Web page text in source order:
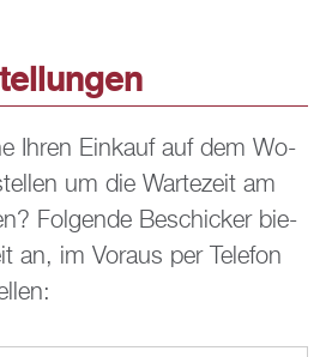
Ihren Ein­kauf auf dem Wo­
um die War­te­zeit am
Fol­gen­de Be­schi­cker bie­
an, im Vor­aus per Te­le­fon